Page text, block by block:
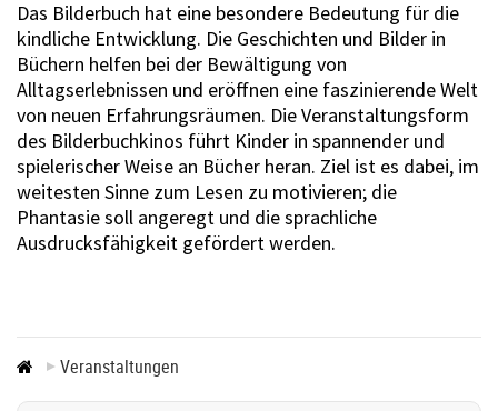
Das Bilderbuch hat eine besondere Bedeutung für die
kindliche Entwicklung. Die Geschichten und Bilder in
Büchern helfen bei der Bewältigung von
Alltagserlebnissen und eröffnen eine faszinierende Welt
von neuen Erfahrungsräumen. Die Veranstaltungsform
des Bilderbuchkinos führt Kinder in spannender und
spielerischer Weise an Bücher heran. Ziel ist es dabei, im
weitesten Sinne zum Lesen zu motivieren; die
Phantasie soll angeregt und die sprachliche
Ausdrucksfähigkeit gefördert werden.
Veranstaltungen